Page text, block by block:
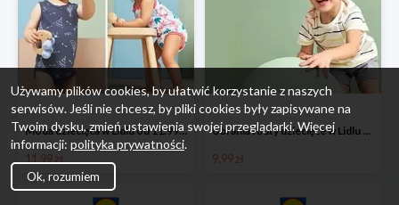
Moda dziecięca w Lidlu od 11.99 zł
11.99 zł
Ubrania i buty dziecięce w Lidlu Online od 9,99 zł
9.99 zł
Używamy plików cookies, by ułatwić korzystanie z naszych
serwisów. Jeśli nie chcesz, by pliki cookies były zapisywane na
Twoim dysku, zmień ustawienia swojej przeglądarki. Więcej
informacji: polityka prywatności.
Ok, rozumiem